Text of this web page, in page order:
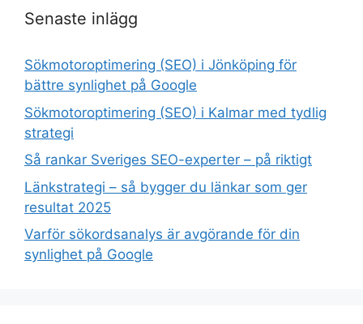
Senaste inlägg
Sökmotoroptimering (SEO) i Jönköping för
bättre synlighet på Google
Sökmotoroptimering (SEO) i Kalmar med tydlig
strategi
Så rankar Sveriges SEO-experter – på riktigt
Länkstrategi – så bygger du länkar som ger
resultat 2025
Varför sökordsanalys är avgörande för din
synlighet på Google